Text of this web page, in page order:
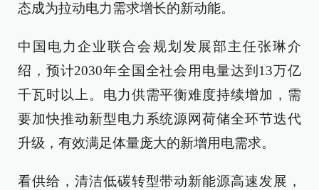
态成为拉动电力需求增长的新动能。
中国电力企业联合会规划发展部主任张琳介
绍，预计2030年全国全社会用电量达到13万亿
千瓦时以上。电力供需平衡难度持续增加，需
要加快推动新型电力系统源网荷储全环节迭代
升级，有效满足体量庞大的新增用电需求。
看供给，清洁低碳转型带动新能源高速发展，